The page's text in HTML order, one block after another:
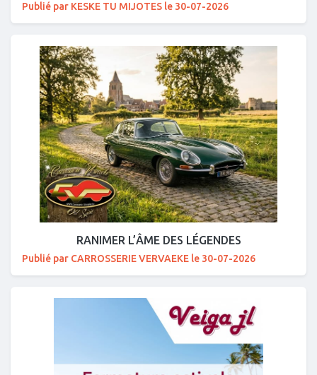
Publié par KESKE TU MIJOTES le 30-07-2026
RANIMER L’ÂME DES LÉGENDES
Publié par CARROSSERIE VERVAEKE le 30-07-2026